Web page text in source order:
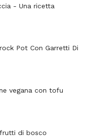
- Una ricetta
Pot Con Garretti Di
vegana con tofu
di bosco